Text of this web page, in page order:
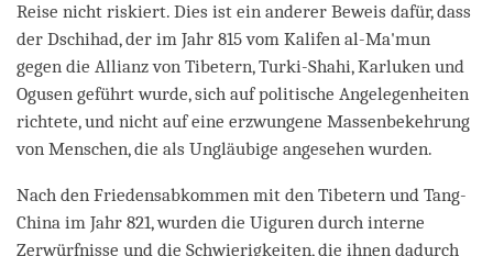
Reise nicht riskiert. Dies ist ein anderer Beweis dafür, dass
der Dschihad, der im Jahr 815 vom Kalifen al-Ma'mun
gegen die Allianz von Tibetern, Turki-Shahi, Karluken und
Ogusen geführt wurde, sich auf politische Angelegenheiten
richtete, und nicht auf eine erzwungene Massenbekehrung
von Menschen, die als Ungläubige angesehen wurden.
Nach den Friedensabkommen mit den Tibetern und Tang-
China im Jahr 821, wurden die Uiguren durch interne
Zerwürfnisse und die Schwierigkeiten, die ihnen dadurch